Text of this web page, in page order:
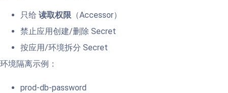
只给 读取权限 （Accessor）
禁止应用创建/删除 Secret
按应用/环境拆分 Secret
环境隔离示例：
prod-db-password